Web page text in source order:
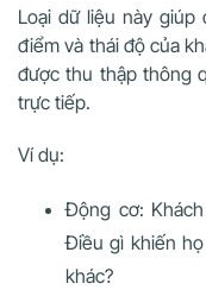
Loại dữ liệu này giúp
điểm và thái độ của
được thu thập thông
trực tiếp.
Ví dụ:
Động cơ:
Điều gì khiến
khác?